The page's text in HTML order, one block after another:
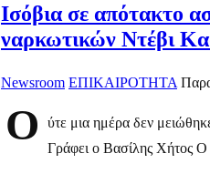
Ισόβια σε απότακτο
ναρκωτικών Ντέβι
Newsroom ΕΠΙΚΑΙΡΟΤΗΤΑ
Ο
ύτε μια ημέρα δεν
Γράφει ο Βασίλης Χήτος Ο